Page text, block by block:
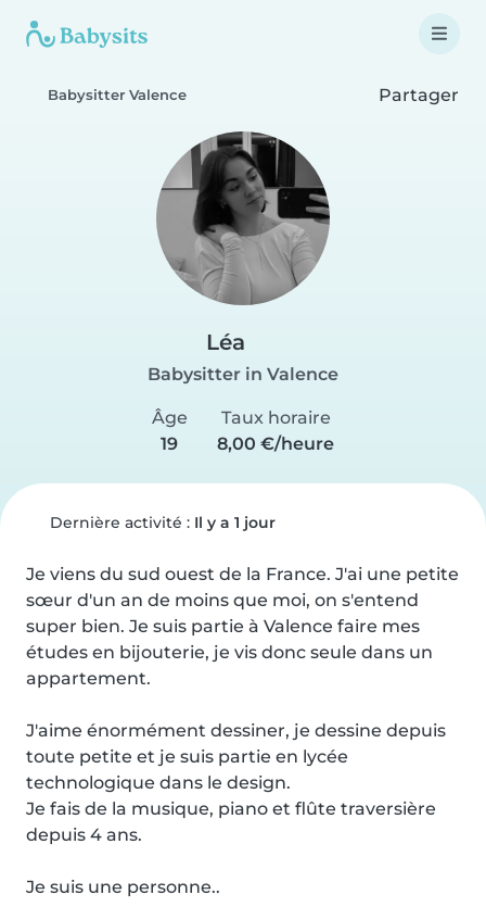
Babysitter Valence Partager
Léa
Babysitter in Valence
Âge
19
Taux horaire
8,00 €/heure
Dernière activité : Il y a 1 jour
Je viens du sud ouest de la France. J'ai une petite
sœur d'un an de moins que moi, on s'entend
super bien. Je suis partie à Valence faire mes
études en bijouterie, je vis donc seule dans un
appartement.
J'aime énormément dessiner, je dessine depuis
toute petite et je suis partie en lycée
technologique dans le design.
Je fais de la musique, piano et flûte traversière
depuis 4 ans.
Je suis une personne..